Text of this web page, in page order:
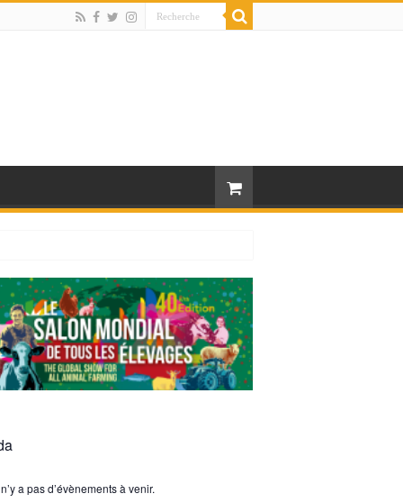
a pas d’évènements à venir.